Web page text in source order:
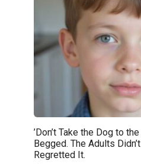
’Don’t Take the Dog to
Begged. The Adults
Regretted It.